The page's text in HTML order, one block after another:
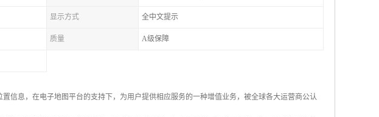
显示方式 全中文提示
质量 A级保障
信息，在电子地图平台的支持下，为用户提供相应服务的一种增值业务，被全球各大运营商公认